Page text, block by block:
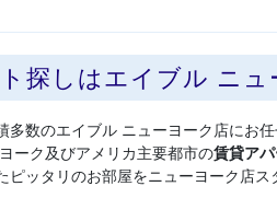
探しはエイブル ニュ
多数のエイブル ニューヨーク店にお任
ーク及びアメリカ主要都市の賃貸ア
ッタリのお部屋をニューヨーク店ス